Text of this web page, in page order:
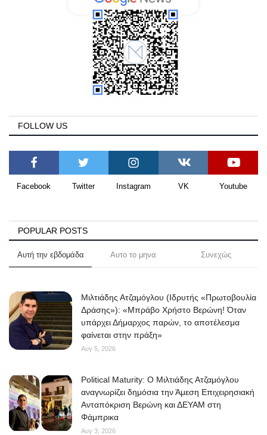
FOLLOW US
Facebook Twitter Instagram VK Youtube
POPULAR POSTS
Αυτή την εβδομάδα Αυτο το μηνα Συνεχώς
Μιλτιάδης Ατζαμόγλου (Ιδρυτής «Πρωτοβουλία
Δράσης»): «Μπράβο Χρήστο Βερώνη! Όταν
υπάρχει Δήμαρχος παρών, το αποτέλεσμα
φαίνεται στην πράξη»
Αυγ 5, 2026
Political Maturity: Ο Μιλτιάδης Ατζαμόγλου
αναγνωρίζει δημόσια την Άμεση Επιχειρησιακή
Ανταπόκριση Βερώνη και ΔΕΥΑΜ στη
Φάμπρικα
Αυγ 3, 2026